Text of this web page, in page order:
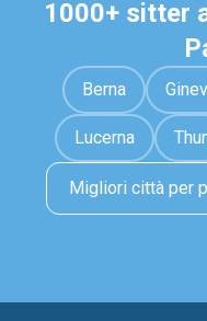
1000+ sitter
Berna
Lucerna
Migliori città per